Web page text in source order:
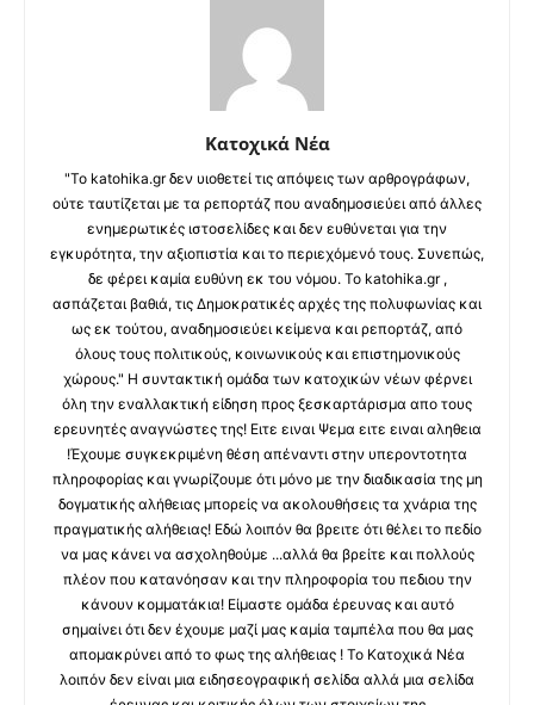
Κατοχικά Νέα
"Το katohika.gr δεν υιοθετεί τις απόψεις των αρθρογράφων,
ούτε ταυτίζεται με τα ρεπορτάζ που αναδημοσιεύει από άλλες
ενημερωτικές ιστοσελίδες και δεν ευθύνεται για την
εγκυρότητα, την αξιοπιστία και το περιεχόμενό τους. Συνεπώς,
δε φέρει καμία ευθύνη εκ του νόμου. Το katohika.gr ,
ασπάζεται βαθιά, τις Δημοκρατικές αρχές της πολυφωνίας και
ως εκ τούτου, αναδημοσιεύει κείμενα και ρεπορτάζ, από
όλους τους πολιτικούς, κοινωνικούς και επιστημονικούς
χώρους." Η συντακτική ομάδα των κατοχικών νέων φέρνει
όλη την εναλλακτική είδηση προς ξεσκαρτάρισμα απο τους
ερευνητές αναγνώστες της! Ειτε ειναι Ψεμα ειτε ειναι αληθεια
!Έχουμε συγκεκριμένη θέση απέναντι στην υπεροντοτητα
πληροφορίας και γνωρίζουμε ότι μόνο με την διαδικασία της μη
δογματικής αλήθειας μπορείς να ακολουθήσεις τα χνάρια της
πραγματικής αλήθειας! Εδώ λοιπόν θα βρειτε ότι θέλει το πεδίο
να μας κάνει να ασχοληθούμε ...αλλά θα βρείτε και πολλούς
πλέον που κατανόησαν και την πληροφορία του πεδιου την
κάνουν κομματάκια! Είμαστε ομάδα έρευνας και αυτό
σημαίνει ότι δεν έχουμε μαζί μας καμία ταμπέλα που θα μας
απομακρύνει από το φως της αλήθειας ! Το Κατοχικά Νέα
λοιπόν δεν είναι μια ειδησεογραφική σελίδα αλλά μια σελίδα